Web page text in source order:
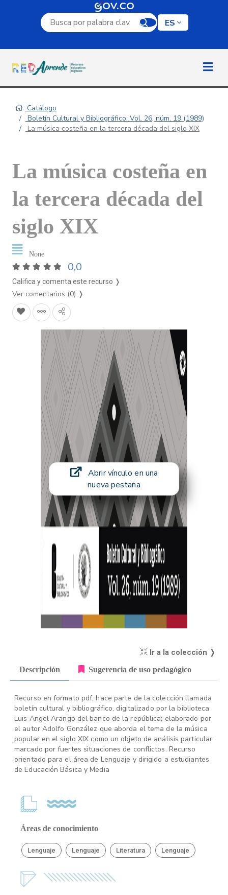
Campo de búsqueda por palabra clave
ES
Catálogo
Boletín Cultural y Bibliográfico: Vol. 26, núm. 19 (1989)
La música costeña en la tercera década del siglo XIX
La música costeña en
la tercera década del
siglo XIX
None
0,0
Califica y comenta este recurso ❭
Ver comentarios (0) ❭
Abrir vínculo en una
nueva pestaña
Ir a la colección ❭
Descripción Sugerencia de uso pedagógico
Recurso en formato pdf, hace parte de la colección llamada
boletín cultural y bibliográfico, digitalizado por la biblioteca
Luis Angel Arango del banco de la república; elaborado por
el autor Adolfo González que aborda el tema de la música
popular en el siglo XIX como un objeto de análisis particular
marcado por fuertes situaciones de conflictos. Recurso
orientado para el área de Lenguaje y dirigido a estudiantes
de Educación Básica y Media
Áreas de conocimiento
Lenguaje Lenguaje Literatura Lenguaje